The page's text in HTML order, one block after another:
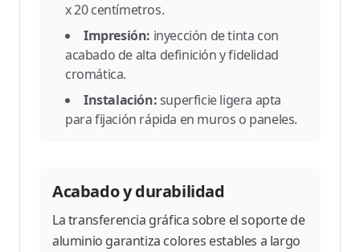
x 20 centímetros.
Impresión: inyección de tinta con
acabado de alta definición y fidelidad
cromática.
Instalación:superficie ligera apta
para fijación rápida en muros o paneles.
Acabado y durabilidad
La transferencia gráfica sobre el soporte de
aluminio garantiza colores estables a largo